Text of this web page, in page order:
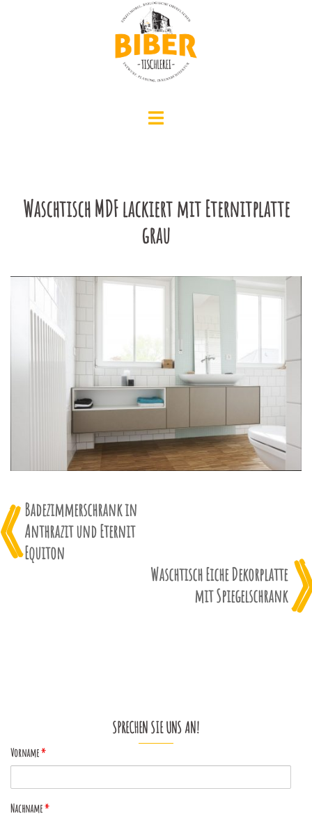
Menü
Waschtisch MDF lackiert mit Eternitplatte
grau
Badezimmerschrank in
Anthrazit und Eternit
Equiton
Waschtisch Eiche Dekorplatte
mit Spiegelschrank
SPRECHEN SIE UNS AN!
Vorname*
Nachname*